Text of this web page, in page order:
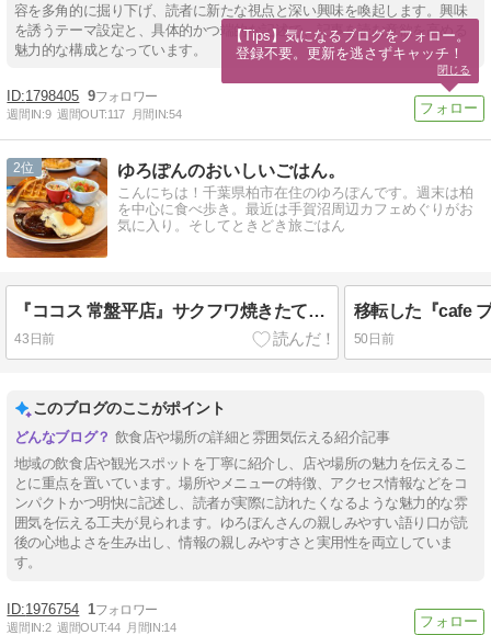
容を多角的に掘り下げ、読者に新たな視点と深い興味を喚起します。興味
を誘うテーマ設定と、具体的かつ端的な記述で、記事を読む意欲を高める
魅力的な構成となっています。
1798405 9
週間IN:9 週間OUT:117 月間IN:54
2 ゆろぽんのおいしいごはん。
こんにちは！千葉県柏市在住のゆろぽんです。週末は柏
を中心に食べ歩き。最近は手賀沼周辺カフェめぐりがお
気に入り。そしてときどき旅ごはん
『ココス 常盤平店』サクフワ焼きたてワッフルモーニング
43日前 50日前
このブログのここがポイント
飲食店や場所の詳細と雰囲気伝える紹介記事
地域の飲食店や観光スポットを丁寧に紹介し、店や場所の魅力を伝えるこ
とに重点を置いています。場所やメニューの特徴、アクセス情報などをコ
ンパクトかつ明快に記述し、読者が実際に訪れたくなるような魅力的な雰
囲気を伝える工夫が見られます。ゆろぽんさんの親しみやすい語り口が読
後の心地よさを生み出し、情報の親しみやすさと実用性を両立していま
す。
1976754 1
週間IN:2 週間OUT:44 月間IN:14
【Tips】気になるブログをフォロー。
登録不要。更新を逃さずキャッチ！
閉じる